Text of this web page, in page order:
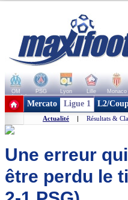
OM PSG Lyon Lille Monaco
+ de clubs
Mercato Ligue 1 L2/
Actualité | Résultats &
Une erreur
être perdu le